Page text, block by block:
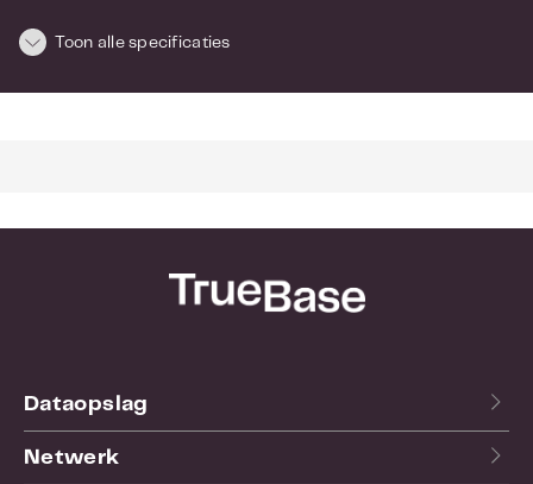
Toon alle specificaties
Dataopslag
Netwerk